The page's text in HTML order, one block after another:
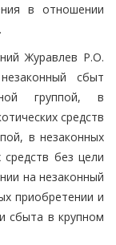
в отношении
Журавлев Р.О.
сбыт
группой, в
средств
в незаконных
средств без цели
на незаконный
приобретении и
сбыта в крупном